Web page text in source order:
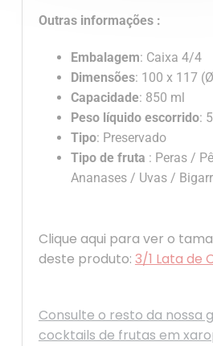
Outras informações :
Embalagem: Caixa 4/4
Dimensões: 100 x 117
Capacidade: 850 ml
Peso líquido escorrido:
Tipo: Preservado
Tipo de fruta : Peras /
Ananases / Uvas /
Clique aqui para ver o
deste produto: 3/1 Lata de
Consulte o resto da nossa
cocktails de frutas em